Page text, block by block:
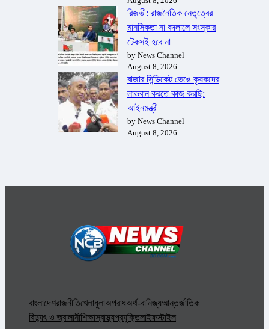
রিজভী: রাজনৈতিক নেতৃত্বের
মানসিকতা না বদলালে সংস্কার
টেকসই হবে না
by News Channel
August 8, 2026
বাজার সিন্ডিকেট ভেঙে কৃষকদের
লাভবান করতে কাজ করছি:
আইনমন্ত্রী
by News Channel
August 8, 2026
বাংলাদেশরাজনীতিখেলাধুলাঅপরাধঅর্থ-বানিজ্যআন্তর্জাতিক
বিদ্যুৎ ও জ্বালানীশিক্ষাস্বাস্থ্যপ্রযুক্তিলাইফস্টাইল